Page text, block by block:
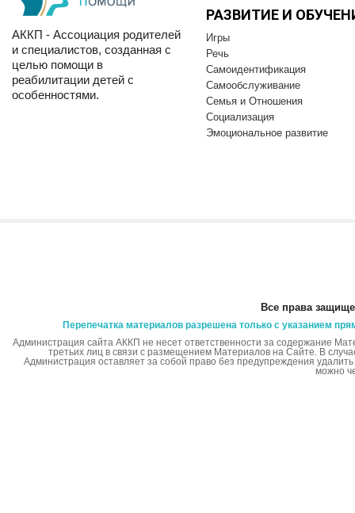
АККП - Ассоциация родителей
и специалистов, созданная с
целью помощи в
реабилитации детей с
особенностями.
РАЗВИТИЕ И
Игры
Речь
Самоидентификация
Самообслуживание
Семья и Отношения
Социализация
Эмоциональное развитие
Все права
Перепечатка материалов разрешена только с указанием
Администрация сайта АККП не несет ответственности за содержание
третьих лиц в связи с размещением Материалов на Сайте. В
Администрация оставляет за собой право без предупреждения
можно